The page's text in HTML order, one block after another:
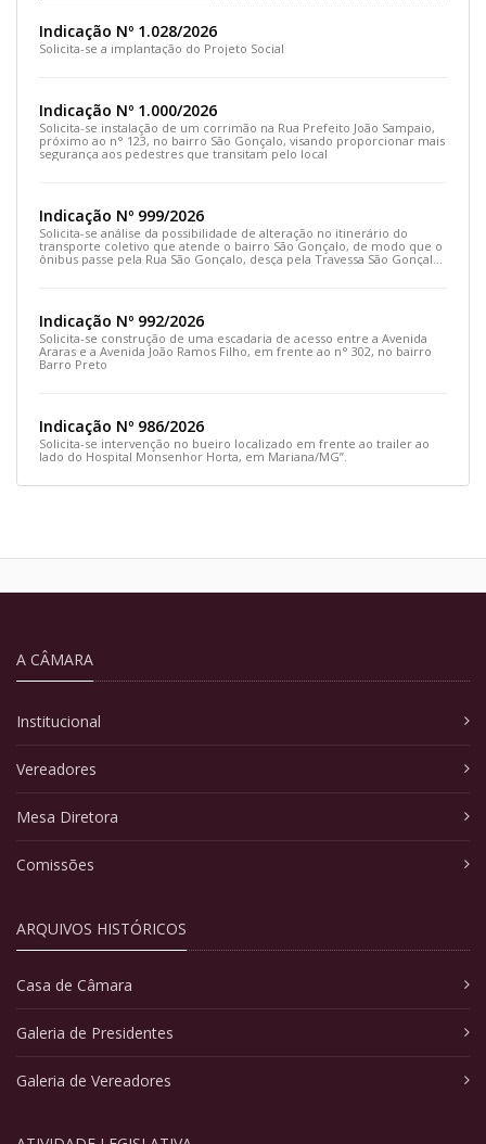
Indicação Nº 1.028/2026
Solicita-se a implantação do Projeto Social
Indicação Nº 1.000/2026
Solicita-se instalação de um corrimão na Rua Prefeito João Sampaio,
próximo ao n° 123, no bairro São Gonçalo, visando proporcionar mais
segurança aos pedestres que transitam pelo local
Indicação Nº 999/2026
Solicita-se análise da possibilidade de alteração no itinerário do
transporte coletivo que atende o bairro São Gonçalo, de modo que o
ônibus passe pela Rua São Gonçalo, desça pela Travessa São Gonçalo
Indicação Nº 992/2026
Solicita-se construção de uma escadaria de acesso entre a Avenida
Araras e a Avenida João Ramos Filho, em frente ao n° 302, no bairro
Barro Preto
Indicação Nº 986/2026
Solicita-se intervenção no bueiro localizado em frente ao trailer ao
lado do Hospital Monsenhor Horta, em Mariana/MG”.
A CÂMARA
Institucional
Vereadores
Mesa Diretora
Comissões
ARQUIVOS HISTÓRICOS
Casa de Câmara
Galeria de Presidentes
Galeria de Vereadores